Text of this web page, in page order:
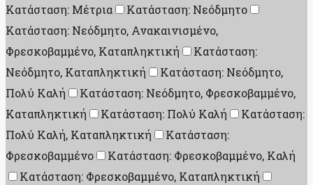
Κατάσταση: Μέτρια
Κατάσταση: Νεόδμητο
Κατάσταση: Νεόδμητο, Ανακαινισμένο,
Φρεσκοβαμμένο, Καταπληκτική
Κατάσταση:
Νεόδμητο, Καταπληκτική
Κατάσταση: Νεόδμητο,
Πολύ Καλή
Κατάσταση: Νεόδμητο, Φρεσκοβαμμένο,
Καταπληκτική
Κατάσταση: Πολύ Καλή
Κατάσταση:
Πολύ Καλή, Καταπληκτική
Κατάσταση:
Φρεσκοβαμμένο
Κατάσταση: Φρεσκοβαμμένο, Καλή
Κατάσταση: Φρεσκοβαμμένο, Καταπληκτική